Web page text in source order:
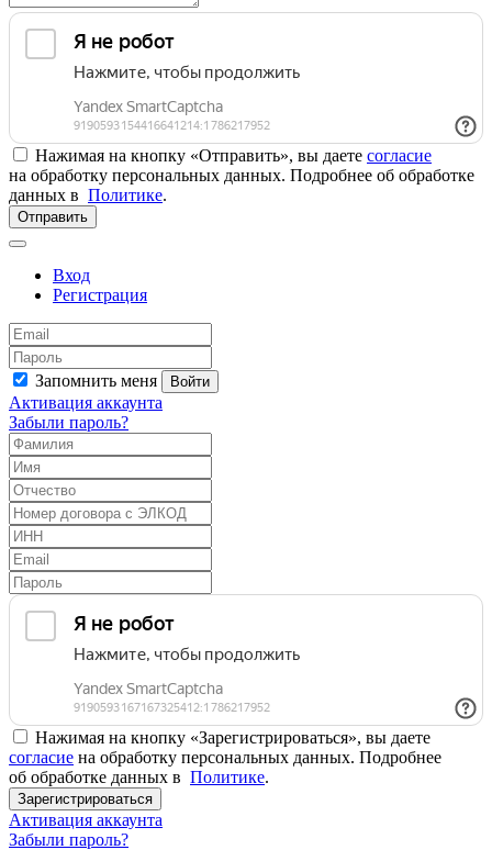
Нажимая на кнопку «Отправить», вы даете согласие
на обработку персональных данных. Подробнее об обработке
данных в Политике.
Отправить
Вход
Регистрация
Запомнить меня Войти
Активация аккаунта
Забыли пароль?
Нажимая на кнопку «Зарегистрироваться», вы даете
согласие на обработку персональных данных. Подробнее
об обработке данных в Политике.
Зарегистрироваться
Активация аккаунта
Забыли пароль?